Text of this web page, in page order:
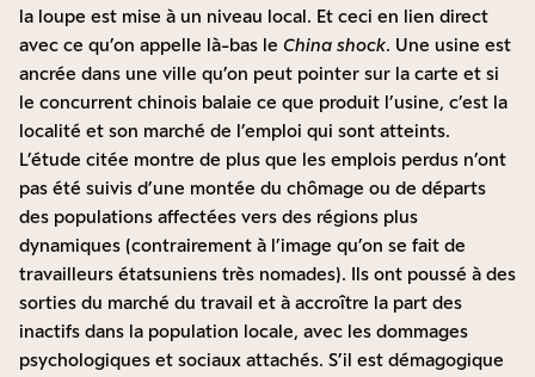
la loupe est mise à un niveau local. Et ceci en lien direct
avec ce qu’on appelle là-bas le China shock. Une usine est
ancrée dans une ville qu’on peut pointer sur la carte et si
le concurrent chinois balaie ce que produit l’usine, c’est la
localité et son marché de l’emploi qui sont atteints.
L’étude citée montre de plus que les emplois perdus n’ont
pas été suivis d’une montée du chômage ou de départs
des populations affectées vers des régions plus
dynamiques (contrairement à l’image qu’on se fait de
travailleurs étatsuniens très nomades). Ils ont poussé à des
sorties du marché du travail et à accroître la part des
inactifs dans la population locale, avec les dommages
psychologiques et sociaux attachés. S’il est démagogique